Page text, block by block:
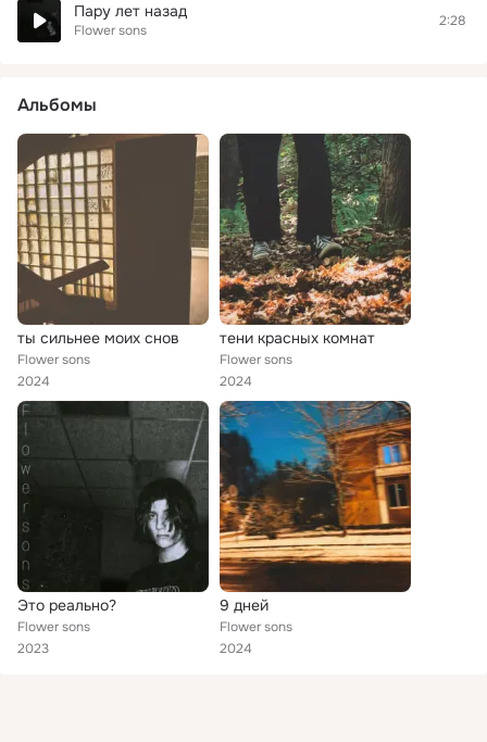
Пару лет назад
Flower sons
2:28
Альбомы
ты сильнее моих снов
Flower sons
2024
тени красных комнат
Flower sons
2024
Это реально?
Flower sons
2023
9 дней
Flower sons
2024